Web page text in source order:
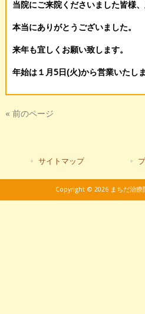
当院にご来院くださいました皆様
本当にありがとうございました。
来年も宜しくお願い致します。
年始は１月5日(火)から営業いたしま
« 前のページ
サイトマップ
Copyright © 2026 まちだ治療